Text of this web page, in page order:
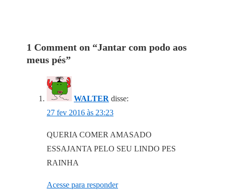
1 Comment on “Jantar com podo aos
meus pés”
WALTER disse:
27 fev 2016 às 23:23
QUERIA COMER AMASADO
ESSAJANTA PELO SEU LINDO PES
RAINHA
Acesse para responder